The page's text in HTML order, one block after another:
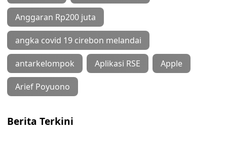
Anggaran Rp200 juta
angka covid 19 cirebon melandai
antarkelompok Aplikasi RSE Apple
Arief Poyuono
Berita Terkini